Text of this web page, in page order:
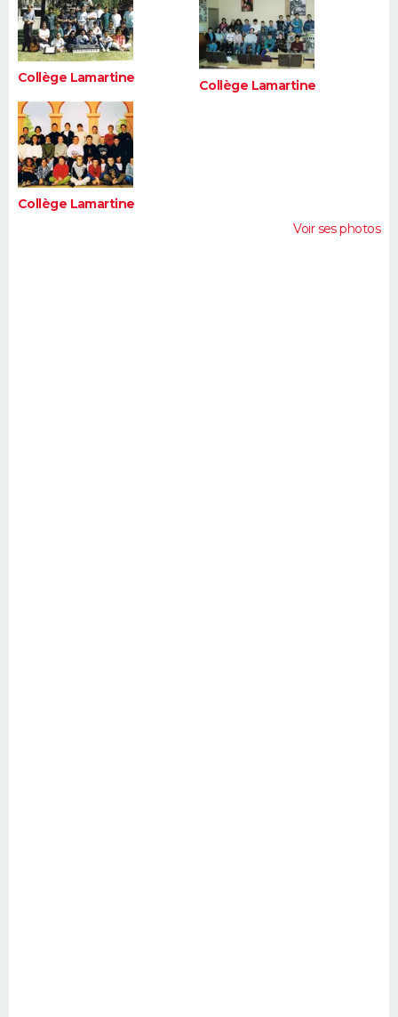
FORUM
Bricolage
Lifestyle
Culture
Sport
Auto
Television
Voyage
Cinema
Collège Lamartine Collège Lamartine
Collège Lamartine
Voir ses photos